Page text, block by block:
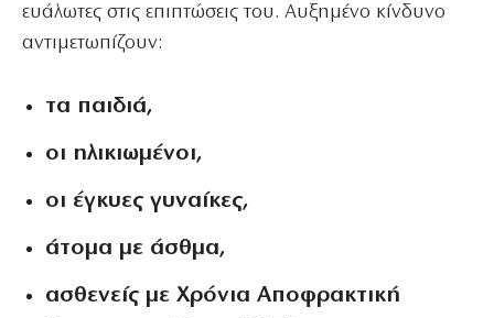
ευάλωτες στις επιπτώσεις του. Αυξημένο κίνδυνο
αντιμετωπίζουν:
τα παιδιά,
οι ηλικιωμένοι,
οι έγκυες γυναίκες,
άτομα με άσθμα,
ασθενείς με Χρόνια Αποφρακτική